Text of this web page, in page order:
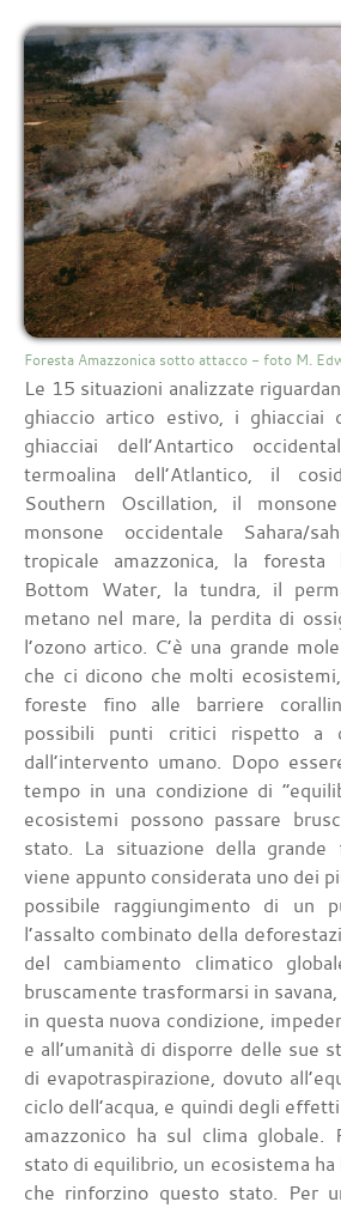
Foresta Amazzonica sotto attacco - foto M.
Le 15 situazioni analizzate
ghiaccio artico estivo, i ghiacciai
ghiacciai dell’Antartico
termoalina dell’Atlantico, il
Southern Oscillation, il
monsone occidentale Sahara/
tropicale amazzonica, la foresta
Bottom Water, la tundra, il
metano nel mare, la perdita di
l’ozono artico. C’è una grande
che ci dicono che molti
foreste fino alle barriere
possibili punti critici rispetto a
dall’intervento umano. Dopo
tempo in una condizione di
ecosistemi possono passare
stato. La situazione della grande
viene appunto considerata uno dei
possibile raggiungimento di un
l’assalto combinato della
del cambiamento climatico
bruscamente trasformarsi in
in questa nuova condizione,
e all’umanità di disporre delle sue
di evapotraspirazione, dovuto
ciclo dell’acqua, e quindi degli
amazzonico ha sul clima globale.
stato di equilibrio, un ecosistema
che rinforzino questo stato. Per